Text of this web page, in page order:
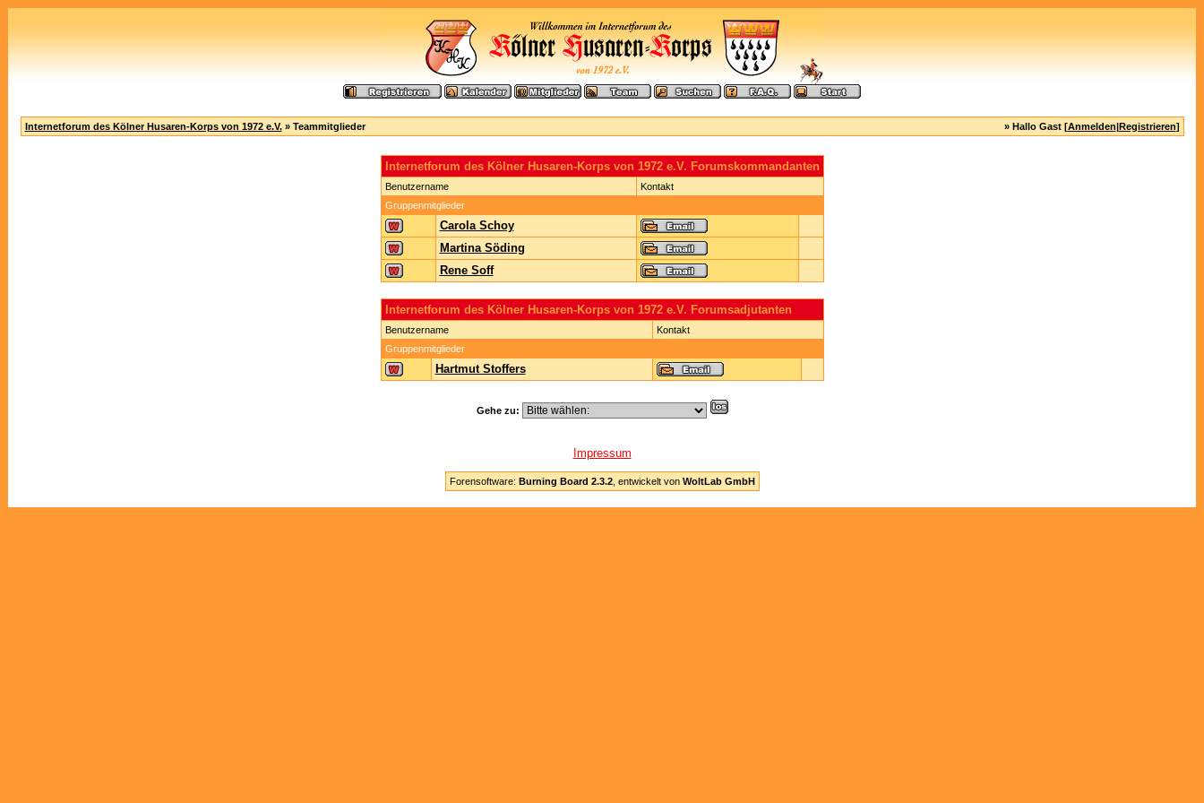
Internetforum des Kölner Husaren-Korps von 1972 e.V.» Teammitglieder » Hallo Gast [Anmelden|Registrieren]
Internetforum des Kölner Husaren-Korps von 1972 e.V. Forumskommandanten
Benutzername
Kontakt
Gruppenmitglieder
Carola Schoy
Martina Söding
Rene Soff
Internetforum des Kölner Husaren-Korps von 1972 e.V. Forumsadjutanten
Benutzername
Kontakt
Gruppenmitglieder
Hartmut Stoffers
Gehe zu:
Impressum
Forensoftware: Burning Board 2.3.2, entwickelt von WoltLab GmbH